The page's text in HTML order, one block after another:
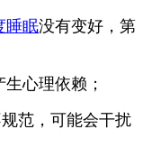
睡眠没有变好，第
心理依赖；
范，可能会干扰